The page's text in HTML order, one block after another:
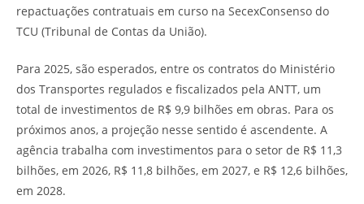
repactuações contratuais em curso na SecexConsenso do
TCU (Tribunal de Contas da União).
Para 2025, são esperados, entre os contratos do Ministério
dos Transportes regulados e fiscalizados pela ANTT, um
total de investimentos de R$ 9,9 bilhões em obras. Para os
próximos anos, a projeção nesse sentido é ascendente. A
agência trabalha com investimentos para o setor de R$ 11,3
bilhões, em 2026, R$ 11,8 bilhões, em 2027, e R$ 12,6 bilhões,
em 2028.